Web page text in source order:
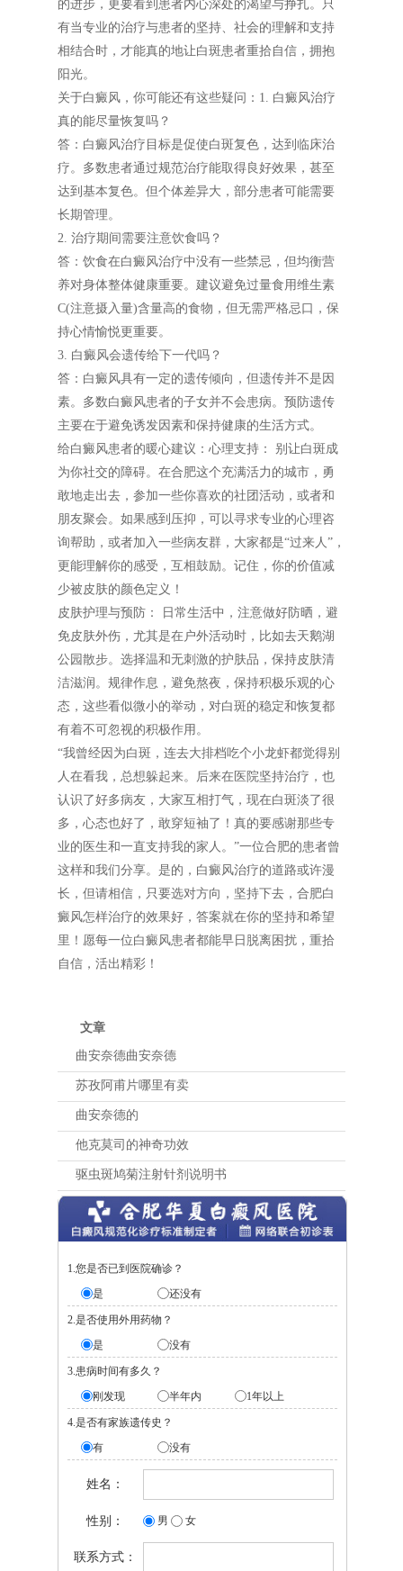
的进步，更要看到患者内心深处的渴望与挣扎。只
有当专业的治疗与患者的坚持、社会的理解和支持
相结合时，才能真的地让白斑患者重拾自信，拥抱
阳光。
关于白癜风，你可能还有这些疑问：1. 白癜风治疗
真的能尽量恢复吗？
答：白癜风治疗目标是促使白斑复色，达到临床治
疗。多数患者通过规范治疗能取得良好效果，甚至
达到基本复色。但个体差异大，部分患者可能需要
长期管理。
2. 治疗期间需要注意饮食吗？
答：饮食在白癜风治疗中没有一些禁忌，但均衡营
养对身体整体健康重要。建议避免过量食用维生素
C(注意摄入量)含量高的食物，但无需严格忌口，保
持心情愉悦更重要。
3. 白癜风会遗传给下一代吗？
答：白癜风具有一定的遗传倾向，但遗传并不是因
素。多数白癜风患者的子女并不会患病。预防遗传
主要在于避免诱发因素和保持健康的生活方式。
给白癜风患者的暖心建议：心理支持： 别让白斑成
为你社交的障碍。在合肥这个充满活力的城市，勇
敢地走出去，参加一些你喜欢的社团活动，或者和
朋友聚会。如果感到压抑，可以寻求专业的心理咨
询帮助，或者加入一些病友群，大家都是“过来人”，
更能理解你的感受，互相鼓励。记住，你的价值减
少被皮肤的颜色定义！
皮肤护理与预防： 日常生活中，注意做好防晒，避
免皮肤外伤，尤其是在户外活动时，比如去天鹅湖
公园散步。选择温和无刺激的护肤品，保持皮肤清
洁滋润。规律作息，避免熬夜，保持积极乐观的心
态，这些看似微小的举动，对白斑的稳定和恢复都
有着不可忽视的积极作用。
“我曾经因为白斑，连去大排档吃个小龙虾都觉得别
人在看我，总想躲起来。后来在医院坚持治疗，也
认识了好多病友，大家互相打气，现在白斑淡了很
多，心态也好了，敢穿短袖了！真的要感谢那些专
业的医生和一直支持我的家人。”一位合肥的患者曾
这样和我们分享。是的，白癜风治疗的道路或许漫
长，但请相信，只要选对方向，坚持下去，合肥白
癜风怎样治疗的效果好，答案就在你的坚持和希望
里！愿每一位白癜风患者都能早日脱离困扰，重拾
自信，活出精彩！
文章
曲安奈德曲安奈德
苏孜阿甫片哪里有卖
曲安奈德的
他克莫司的神奇功效
驱虫斑鸠菊注射针剂说明书
1.您是否已到医院确诊？
是
还没有
2.是否使用外用药物？
是
没有
3.患病时间有多久？
刚发现
半年内 1年以上
4.是否有家族遗传史？
有
没有
姓名：
性别： 男 女
联系方式：